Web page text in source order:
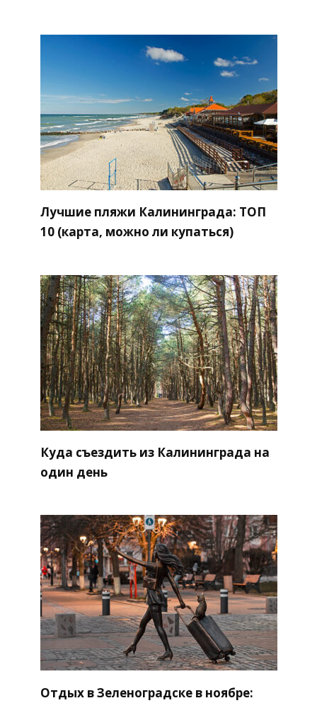
Лучшие пляжи Калининграда: ТОП
10 (карта, можно ли купаться)
Куда съездить из Калининграда на
один день
Отдых в Зеленоградске в ноябре: